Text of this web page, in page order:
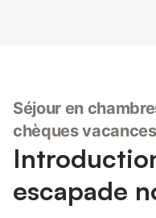
Séjour en
chèques
escapade